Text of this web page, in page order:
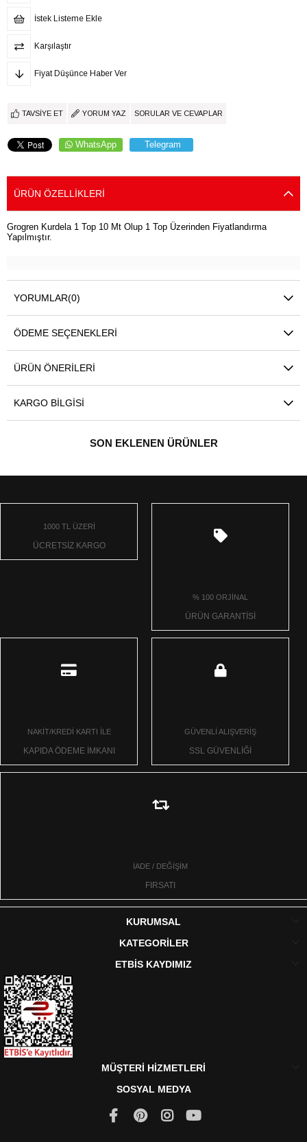
İstek Listeme Ekle
Karşılaştır
Fiyat Düşünce Haber Ver
TAVSIYE ET YORUM YAZ SORULAR VE CEVAPLAR
WhatsApp Telegram
ÜRÜN ÖZELLIKLERI
Grogren Kurdela 1 Top 10 Mt Olup 1 Top Üzerinden Fiyatlandırma
Yapılmıştır.
YORUMLAR(0)
ÖDEME SEÇENEKLERI
ÜRÜN ÖNERILERI
KARGO BILGISI
SON EKLENEN ÜRÜNLER
1000 TL ÜZERİ
ÜCRETSİZ KARGO
% 100 ORJİNAL
ÜRÜN GARANTİSİ
NAKİT/KREDİ KARTI İLE
KAPIDA ÖDEME İMKANI
GÜVENLİ ALIŞVERİŞ
SSL GÜVENLİĞİ
İADE / DEĞİŞİM
FIRSATI
KURUMSAL
KATEGORİLER
ETBİS KAYDIMIZ
MÜŞTERİ HİZMETLERİ
SOSYAL MEDYA